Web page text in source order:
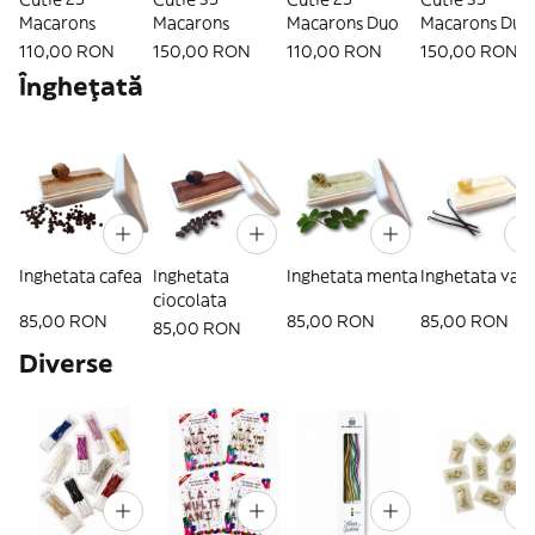
Macarons
110,00 RON
Macarons
150,00 RON
Macarons Duo
110,00 RON
Macarons Duo
150,00 RON
Îngheţată
Inghetata cafea
85,00 RON
Inghetata
ciocolata
85,00 RON
Inghetata menta
85,00 RON
Inghetata
85,00 RON
Diverse